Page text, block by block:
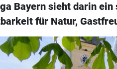
Bayern sieht darin
für Natur,